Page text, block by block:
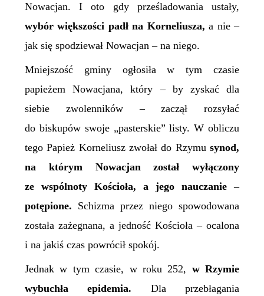
Nowacjan. I oto gdy prześladowania ustały,
wybór większości padł na Korneliusza, a nie –
jak się spodziewał Nowacjan – na niego.
Mniejszość gminy ogłosiła w tym czasie
papieżem Nowacjana, który – by zyskać dla
siebie zwolenników – zaczął rozsyłać
do biskupów swoje „pasterskie” listy. W obliczu
tego Papież Korneliusz zwołał do Rzymusynod,
na którym Nowacjan został wyłączony
ze wspólnoty Kościoła, a jego nauczanie –
potępione. Schizma przez niego spowodowana
została zażegnana, a jedność Kościoła–ocalona
i na jakiś czas powrócił spokój.
Jednak w tym czasie, w roku 252, w Rzymie
wybuchła epidemia. Dla przebłagania